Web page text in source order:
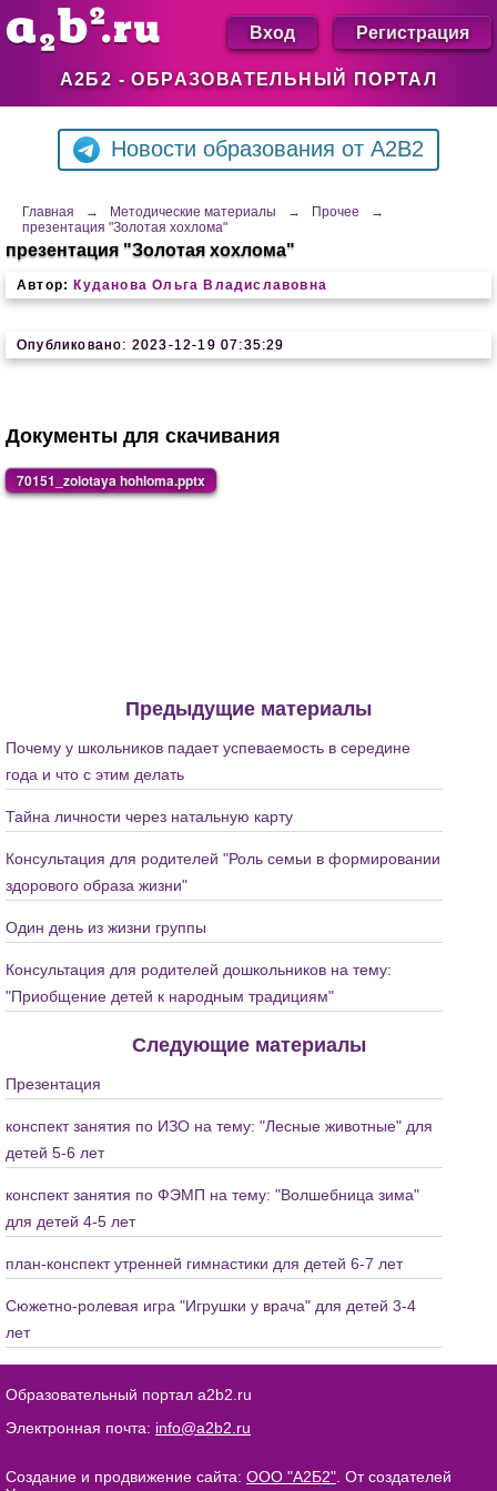
А2Б2 - ОБРАЗОВАТЕЛЬНЫЙ ПОРТАЛ
Вход Регистрация
Новости образования от A2B2
Главная → Методические материалы → Прочее
→
презентация "Золотая хохлома"
презентация "Золотая хохлома"
Автор: Куданова Ольга Владиславовна
Опубликовано: 2023-12-19 07:35:29
Документы для скачивания
70151_zolotaya hohloma.pptx
Предыдущие материалы
Почему у школьников падает успеваемость в середине
года и что с этим делать
Тайна личности через натальную карту
Консультация для родителей "Роль семьи в формировании
здорового образа жизни"
Один день из жизни группы
Консультация для родителей дошкольников на тему:
"Приобщение детей к народным традициям"
Следующие материалы
Презентация
конспект занятия по ИЗО на тему: "Лесные животные" для
детей 5-6 лет
конспект занятия по ФЭМП на тему: "Волшебница зима"
для детей 4-5 лет
план-конспект утренней гимнастики для детей 6-7 лет
Сюжетно-ролевая игра "Игрушки у врача" для детей 3-4
лет
Образовательный портал a2b2.ru
Электронная почта: info@a2b2.ru
Создание и продвижение сайта: ООО "А2Б2" . От создателей